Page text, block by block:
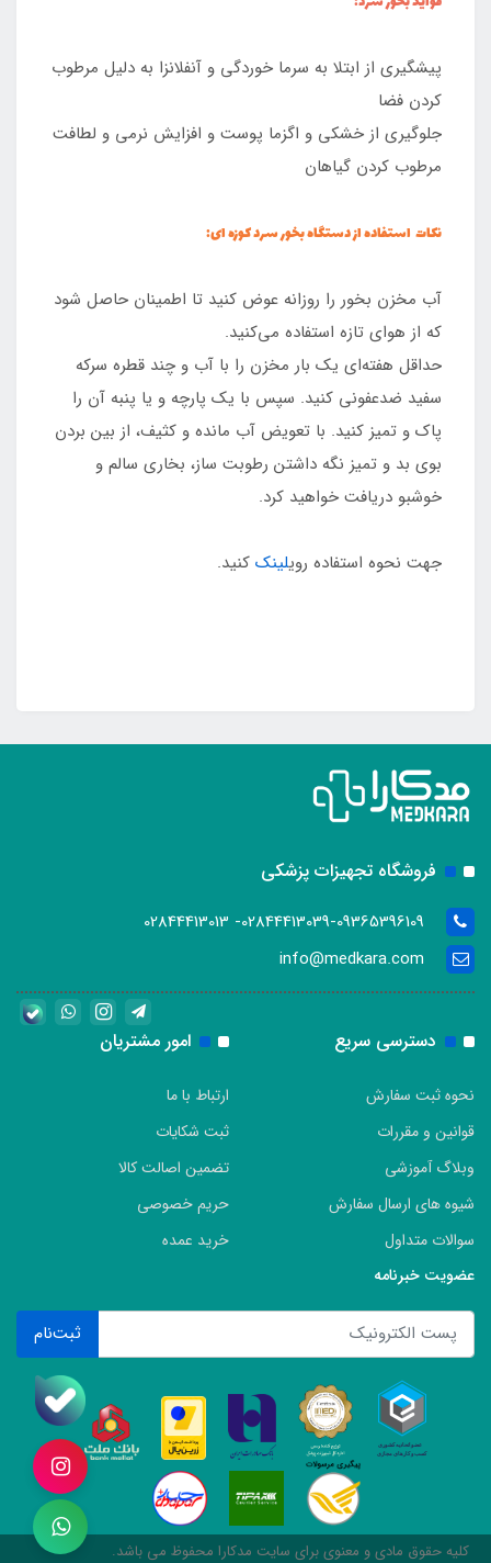
پیشگیری از ابتلا به سرما خوردگی و آنفلانزا به دلیل مرطوب
کردن فضا
جلوگیری از خشکی و اگزما پوست و افزایش نرمی و لطافت
مرطوب کردن گیاهان
نکات استفاده از دستگاه بخور سرد کوزه ای:
آب مخزن بخور را روزانه عوض کنید تا اطمینان حاصل شود
که از هوای تازه استفاده می‌کنید.
حداقل هفته‌ای یک بار مخزن را با آب و چند قطره سرکه
سفید ضدعفونی کنید. سپس با یک پارچه و یا پنبه آن را
پاک و تمیز کنید. با تعویض آب مانده و کثیف، از بین بردن
بوی بد و تمیز نگه داشتن رطوبت ساز، بخاری سالم و
خوشبو دریافت خواهید کرد.
جهت نحوه استفاده رویلینک کنید.
فروشگاه تجهیزات پزشکی
02844413039-09365396109- 02844413013
info@medkara.com
دسترسی سریع
نحوه ثبت سفارش
قوانین و مقررات
وبلاگ آموزشی
شیوه های ارسال سفارش
سوالات متداول
امور مشتریان
ارتباط با ما
ثبت شکایات
تضمین اصالت کالا
حریم خصوصی
خرید عمده
عضویت خبرنامه
ثبت‌نام
کلیه حقوق مادی و معنوی برای سایت مدکارا محفوظ می باشد.